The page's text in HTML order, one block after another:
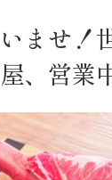
ませ！
、営業